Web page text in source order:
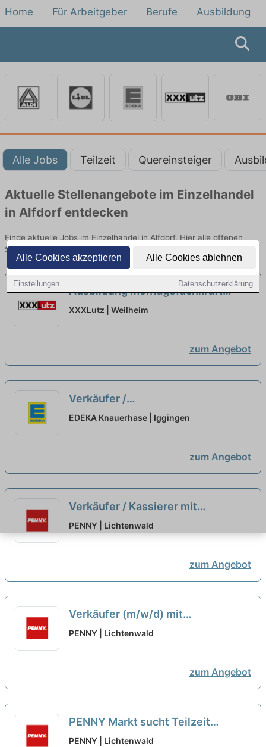
Alle Cookies akzeptieren Alle Cookies ablehnen
Einstellungen Datenschutzerklärung
Home Für Arbeitgeber Berufe Ausbildung
Alle Jobs Teilzeit Quereinsteiger
Aktuelle Stellenangebote im Einzelhandel
in Alfdorf entdecken
Finde aktuelle Jobs im Einzelhandel in Alfdorf. Hier alle offenen
Stellenangebote im Verkauf, Vertrieb und Handel vergleichen.
Ausbildung Montagefachkraft
Möbel Küchen 2026 (m/w/d)
XXXLutz | Weilheim
zum Angebot
Verkäufer /
Einzelhandelskaufmann - Kasse /
EDEKA Knauerhase | Iggingen
zum Angebot
Verkäufer / Kassierer mit
Vertretungsfunktion (m/w/d)
PENNY | Lichtenwald
zum Angebot
Verkäufer (m/w/d) mit
Kassiertätigkeit in Teilzeit REWE
PENNY | Lichtenwald
zum Angebot
PENNY Markt sucht Teilzeit
Verkäufer/Kassierer (m/w/d)
PENNY | Lichtenwald